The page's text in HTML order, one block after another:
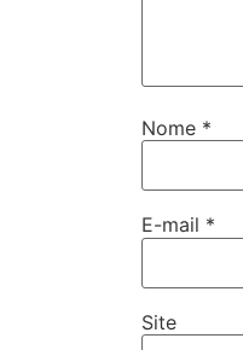
Nome *
E-mail *
Site